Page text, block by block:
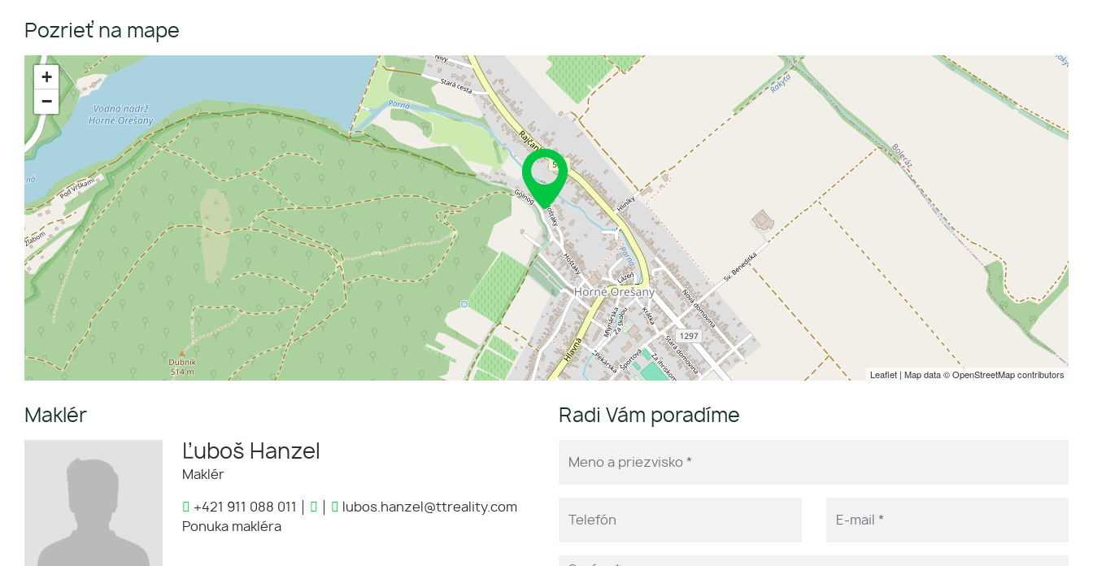
Pozrieť na mape
+
−
Leaflet | Map data ©OpenStreetMapcontributors
Maklér
Ľuboš Hanzel
Maklér
+421 911 088 011
lubos.hanzel@ttreality.com
Ponuka makléra
Radi Vám poradíme